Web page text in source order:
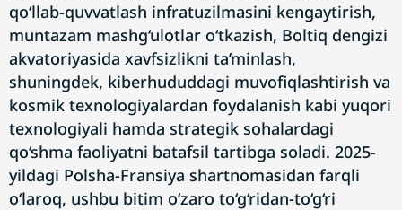
qo‘llab-quvvatlash infratuzilmasini kengaytirish,
muntazam mashg‘ulotlar o‘tkazish, Boltiq dengizi
akvatoriyasida xavfsizlikni ta’minlash,
shuningdek, kiberhududdagi muvofiqlashtirish va
kosmik texnologiyalardan foydalanish kabi yuqori
texnologiyali hamda strategik sohalardagi
qo‘shma faoliyatni batafsil tartibga soladi. 2025-
yildagi Polsha-Fransiya shartnomasidan farqli
o‘laroq, ushbu bitim o‘zaro to‘g‘ridan-to‘g‘ri